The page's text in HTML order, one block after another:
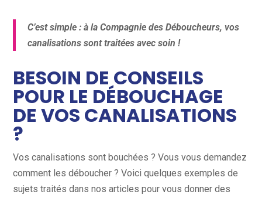
C’est simple : à la Compagnie des Déboucheurs, vos
canalisations sont traitées avec soin !
BESOIN DE CONSEILS
POUR LE DÉBOUCHAGE
DE VOS CANALISATIONS
?
Vos canalisations sont bouchées ? Vous vous demandez
comment les déboucher ? Voici quelques exemples de
sujets traités dans nos articles pour vous donner des